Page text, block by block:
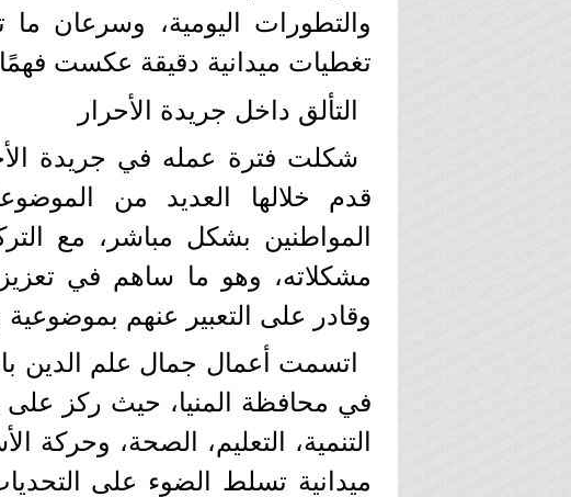
والتطورات اليومية، وسرعان
تغطيات ميدانية دقيقة عكست
التألق داخل جريدة الأحرار
شكلت فترة عمله في جريدة
قدم خلالها العديد من
المواطنين بشكل مباشر، مع
مشكلاته، وهو ما ساهم في
وقادر على التعبير عنهم بموضوعية
اتسمت أعمال جمال علم الدين
في محافظة المنيا، حيث ركز على
التنمية، التعليم، الصحة، وحركة
ميدانية تسلط الضوء على